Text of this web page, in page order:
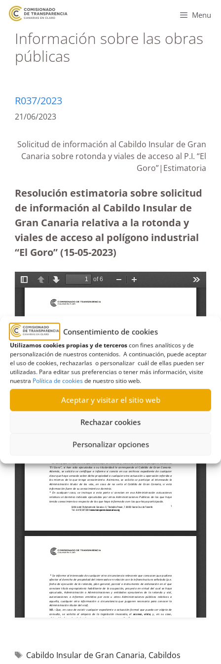
Consentimiento de cookies
Utilizamos cookies propias y de terceroscon fines analíticos y de
personalización de nuestros contenidos. A continuación, puede aceptar
el uso de cookies, rechazarlas o personalizar cuál de ellas pueden ser
utilizadas. Para editar sus preferencias o tener más información, visite
nuestra Política de cookiesde nuestro sitio web.
Aceptar y visitar el sitio web
Rechazar cookies
Personalizar opciones
Menu
Información sobre las obras
públicas
R037/2023
21/06/2023
Solicitud de información al Cabildo Insular de Gran
Canaria sobre rotonda y viales de acceso al P.I. “El
Goro”|Estimatoria
Resolución estimatoria sobre solicitud
de información al Cabildo Insular de
Gran Canaria relativa a la rotonda y
viales de acceso al polígono industrial
“El Goro”(15-05-2023)
Cabildo Insular de Gran Canaria, Cabildos